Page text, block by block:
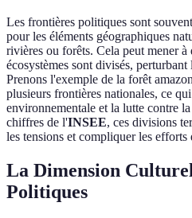
Les frontières politiques sont
pour les éléments géographiques
rivières ou forêts. Cela peut mener à
écosystèmes sont divisés,
Prenons l'exemple de la forêt
plusieurs frontières nationales, ce
environnementale et la lutte contre
chiffres de l'INSEE, ces divisions
les tensions et compliquer les efforts
La Dimension
Politiques